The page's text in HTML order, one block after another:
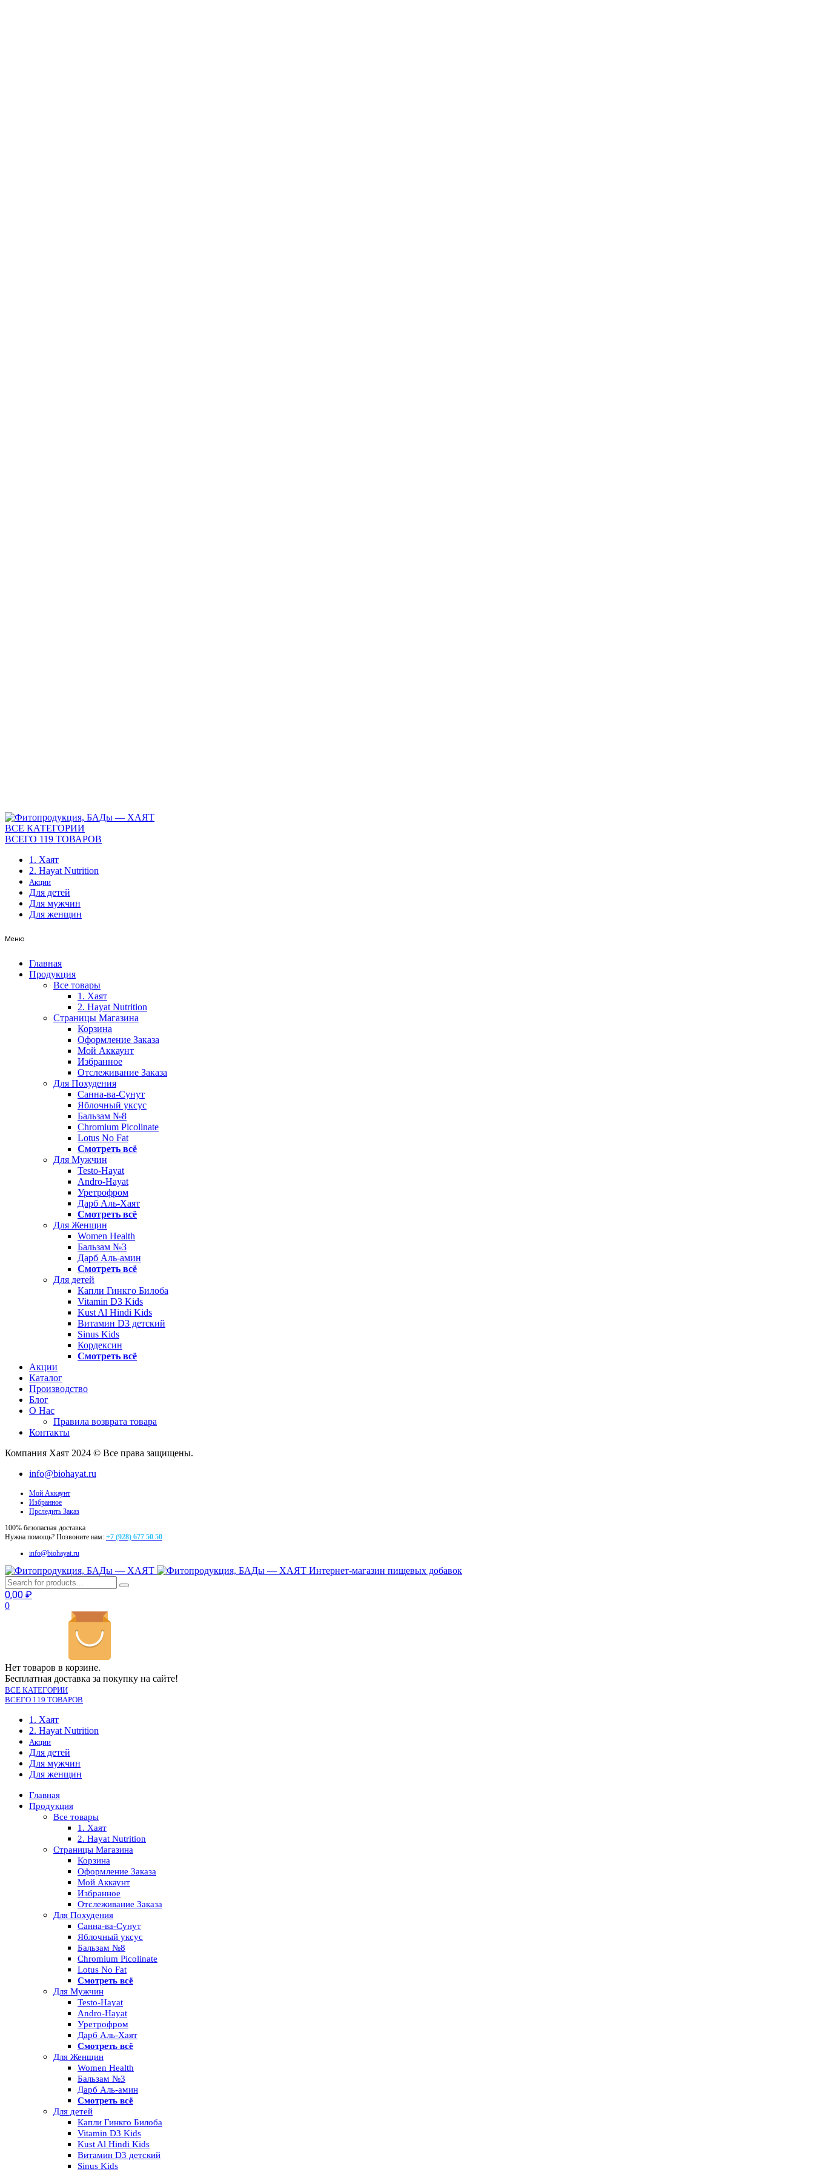
ВСЕ КАТЕГОРИИ
ВСЕГО 119 ТОВАРОВ
1. Хаят
2. Hayat Nutrition
Акции
Для детей
Для мужчин
Для женщин
Меню
Главная
Продукция
Все товары
1. Хаят
2. Hayat Nutrition
Страницы Магазина
Корзина
Оформление Заказа
Мой Аккаунт
Избранное
Отслеживание Заказа
Для Похудения
Санна-ва-Сунут
Яблочный уксус
Бальзам №8
Chromium Picolinate
Lotus No Fat
Смотреть всё
Для Мужчин
Testo-Hayat
Andro-Hayat
Уретрофром
Дарб Аль-Хаят
Смотреть всё
Для Женщин
Women Health
Бальзам №3
Дарб Аль-амин
Смотреть всё
Для детей
Капли Гинкго Билоба
Vitamin D3 Kids
Kust Al Hindi Kids
Витамин D3 детский
Sinus Kids
Кордексин
Смотреть всё
Акции
Каталог
Производство
Блог
О Нас
Правила возврата товара
Контакты
Компания Хаят 2024 © Все права защищены.
info@biohayat.ru
Мой Аккаунт
Избранное
Прследить Заказ
100% безопасная доставка
Нужна помощь? Позвоните нам: +7 (928) 677 50 50
info@biohayat.ru
Интернет-магазин пищевых добавок
0,00 ₽
0
Нет товаров в корзине.
Бесплатная доставка за покупку на сайте!
ВСЕ КАТЕГОРИИ
ВСЕГО 119 ТОВАРОВ
1. Хаят
2. Hayat Nutrition
Акции
Для детей
Для мужчин
Для женщин
Главная
Продукция
Все товары
1. Хаят
2. Hayat Nutrition
Страницы Магазина
Корзина
Оформление Заказа
Мой Аккаунт
Избранное
Отслеживание Заказа
Для Похудения
Санна-ва-Сунут
Яблочный уксус
Бальзам №8
Chromium Picolinate
Lotus No Fat
Смотреть всё
Для Мужчин
Testo-Hayat
Andro-Hayat
Уретрофром
Дарб Аль-Хаят
Смотреть всё
Для Женщин
Women Health
Бальзам №3
Дарб Аль-амин
Смотреть всё
Для детей
Капли Гинкго Билоба
Vitamin D3 Kids
Kust Al Hindi Kids
Витамин D3 детский
Sinus Kids